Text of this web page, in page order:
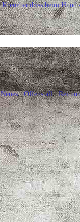
Kreuzbandriss beim
Neues Offenstall